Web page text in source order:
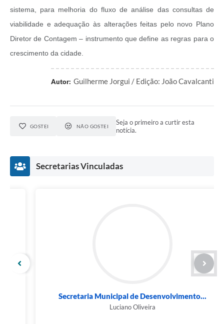
sistema, para melhoria do fluxo de análise das consultas de
viabilidade e adequação às alterações feitas pelo novo Plano
Diretor de Contagem – instrumento que define as regras para o
crescimento da cidade.
Autor: Guilherme Jorgui / Edição: João Cavalcanti
GOSTEI NÃO GOSTEI
Seja o primeiro a curtir esta
notícia.
Secretarias Vinculadas
Secretaria Municipal de Desenvolvimento...
Luciano Oliveira